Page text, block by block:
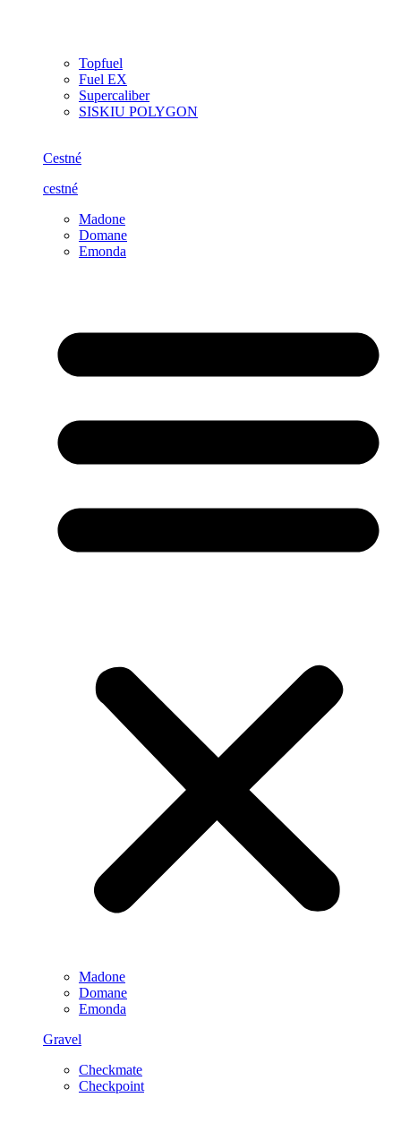
Topfuel
Fuel EX
Supercaliber
SISKIU POLYGON
Cestné
cestné
Madone
Domane
Emonda
Madone
Domane
Emonda
Gravel
Checkmate
Checkpoint